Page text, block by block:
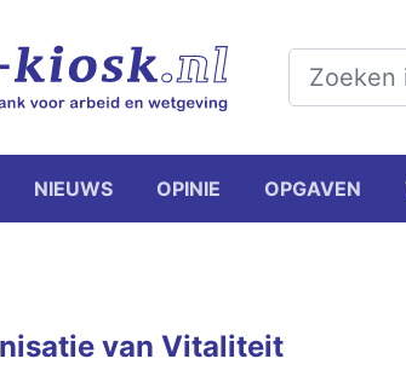
NIEUWS OPINIE OPGAVEN
van Vitaliteit